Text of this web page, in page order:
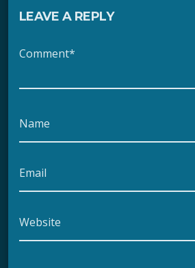
LEAVE A REPLY
Comment*
Name
Email
Website